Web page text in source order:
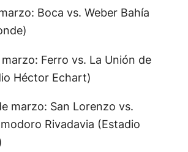
Boca vs. Weber Bahía
Ferro vs. La Unión de
Héctor Echart)
marzo: San Lorenzo vs.
Rivadavia (Estadio